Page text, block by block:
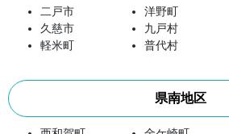
二戸市 洋野町
久慈市
九戸村
軽米町
普代村
県南地区